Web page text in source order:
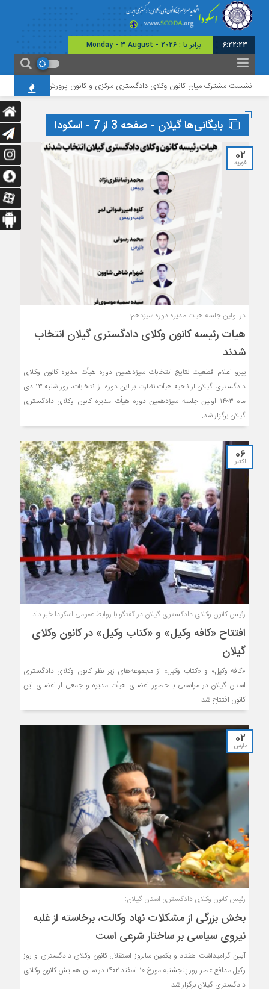
6:22:24 امروز : دوشنبه - ۱
مشترک میان کانون وکلای دادگستری مرکزی و کانون پرورش فکری استان
بایگانی‌ها گیلان - صفحه 3 از 7 - اسکودا
02
فوریه
در اولین جلسه هیات مدیره دوره سیزدهم؛
هیات رئیسه کانون وکلای دادگستری گیلان انتخاب
شدند
پیرو اعلام قطعیت نتایج انتخابات سیزدهمین دوره هیأت مدیره کانون وکلای
دادگستری گیلان از ناحیه هیأت نظارت بر این دوره از انتخابات، روز شنبه ۱۳ دی
ماه ۱۴۰۳ اولین جلسه سیزدهمین دوره هیأت مدیره کانون وکلای دادگستری
گیلان برگزار شد.
06
اکتبر
رئیس کانون وکلای دادگستری گیلان در گفتگو با روابط عمومی اسکودا خبر داد:
افتتاح «کافه وکیل» و «کتاب وکیل» در کانون وکلای
گیلان
«کافه وکیل» و «کتاب وکیل» از مجموعه‌های زیر نظر کانون وکلای دادگستری
استان گیلان در مراسمی با حضور اعضای هیأت مدیره و جمعی از اعضای این
کانون افتتاح شد.
02
مارس
رئیس کانون وکلای دادگستری استان گیلان:
بخش بزرگی از مشکلات نهاد وکالت، برخاسته از غلبه
نیروی سیاسی بر ساختار شرعی است
آیین گرامیداشت هفتاد و یکمین سالروز استقلال کانون وکلای دادگستری و روز
وکیل مدافع عصر روز پنجشنبه مورخ ۱۰ اسفند ۱۴۰۲ در سالن همایش کانون وکلای
دادگستری گیلان برگزار شد.